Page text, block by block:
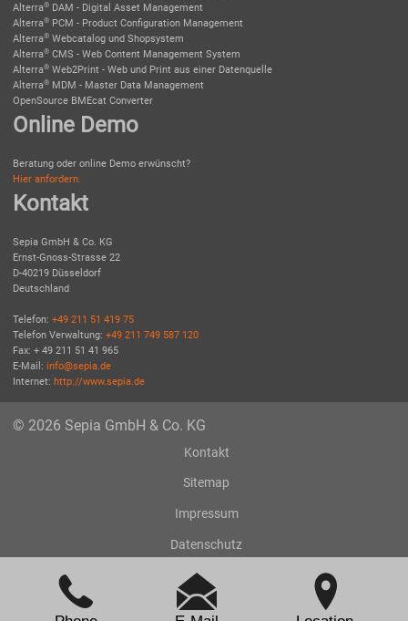
Alterra® DAM - Digital Asset Management
Alterra® PCM - Product Configuration Management
Alterra® Webcatalog und Shopsystem
Alterra® CMS - Web Content Management System
Alterra® Web2Print - Web und Print aus einer Datenquelle
Alterra® MDM - Master Data Management
OpenSource BMEcat Converter
Online Demo
Beratung oder online Demo erwünscht?
Hier anfordern.
Kontakt
Sepia GmbH & Co. KG
Ernst-Gnoss-Strasse 22
D-40219 Düsseldorf
Deutschland
Telefon: +49 211 51 419 75
Telefon Verwaltung: +49 211 749 587 120
Fax: + 49 211 51 41 965
E-Mail: info@sepia.de
Internet: http://www.sepia.de
© 2026 Sepia GmbH & Co. KG
Kontakt
Sitemap
Impressum
Datenschutz